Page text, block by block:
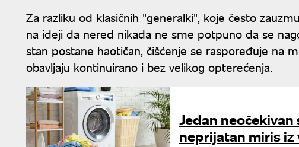
Za razliku od klasičnih "generalki", koje često
na ideji da nered nikada ne sme potpuno da se
stan postane haotičan, čišćenje se raspoređuje na
obavljaju kontinuirano i bez velikog opterećenja.
Jedan
neprijatan miris iz